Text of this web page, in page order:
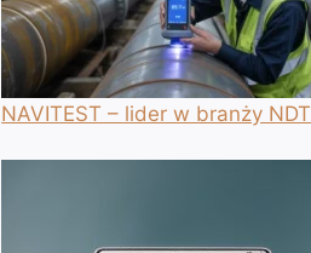
NAVITEST – lider w branży NDT